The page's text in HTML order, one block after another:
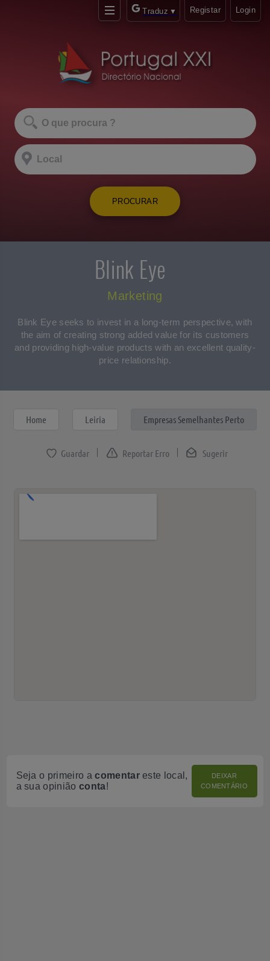
Traduz ▼ Registar Login
PROCURAR
Blink Eye
Marketing
Blink Eye seeks to invest in a long-term perspective, with
the aim of creating strong added value for its customers
and providing high-value products with an excellent quality-
price relationship.
Home Leiria Empresas Semelhantes Perto
Sugerir
Reportar Erro
Seja o primeiro acomentareste local,
a sua opinião conta!
DEIXAR
COMENTÁRIO